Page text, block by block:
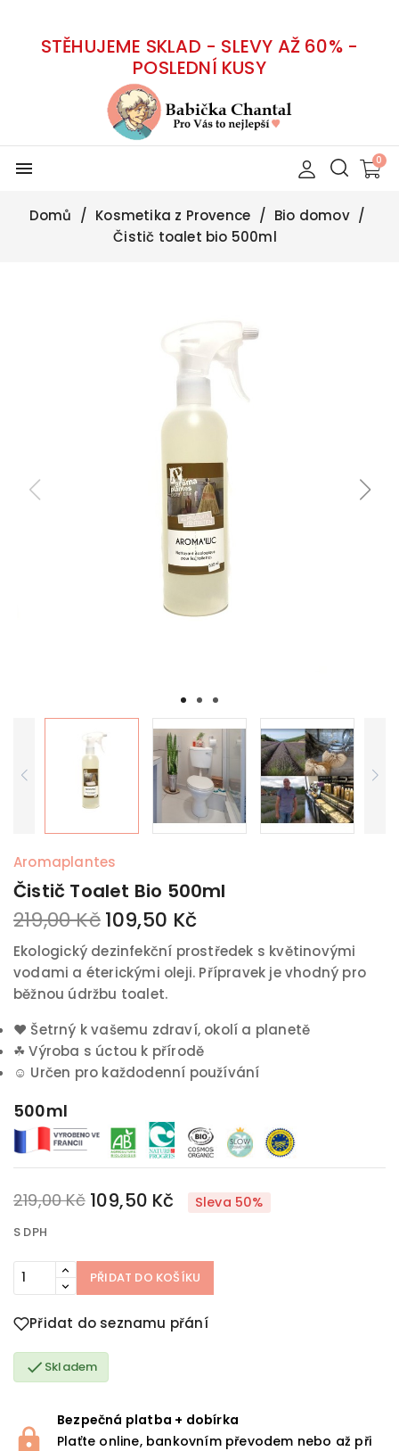
STĚHUJEME SKLAD - SLEVY AŽ 60% -
POSLEDNÍ KUSY
menu
Domů Kosmetika z Provence
Bio domov
Čistič toalet bio 500ml
Aromaplantes
Čistič Toalet Bio 500ml
219,00 Kč109,50 Kč
Ekologický dezinfekční prostředek s květinovými
vodami a éterickými oleji. Přípravek je vhodný pro
běžnou údržbu toalet.
♥ Šetrný k vašemu zdraví, okolí a planetě
☘Výroba s úctou k přírodě
☺ Určen pro každodenní používání
500ml
219,00 Kč 109,50 Kč Sleva 50%
S DPH
PŘIDAT DO KOŠÍKU
Přidat do seznamu přání
 Skladem
Bezpečná platba + dobírka
Plaťte online, bankovním převodem nebo až při